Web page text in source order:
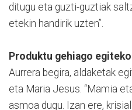
ditugu eta guzti-guztiak
etekin handirik uzten”.
Produktu gehiago
Aurrera begira, aldaketak
eta Maria Jesus. “Mamia
asmoa dugu. Izan ere,